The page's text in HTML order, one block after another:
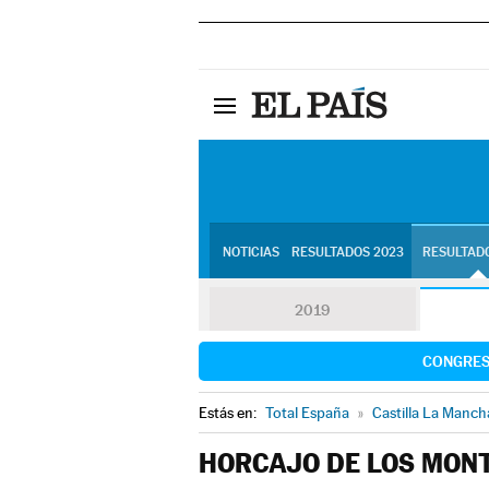
NOTICIAS RESULTADOS 2023
2019
Estás en: Total España » Castilla La
HORCAJO DE LOS